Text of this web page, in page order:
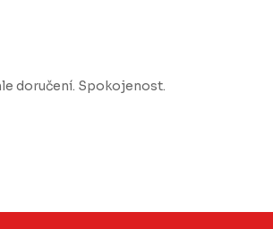
doručení. Spokojenost.